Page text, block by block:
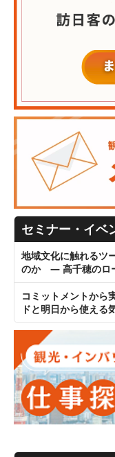
セミナー・イベ
地域文化に触れるツ
のか ― 高千穂のロ
コミットメントから
ドと明日から使える